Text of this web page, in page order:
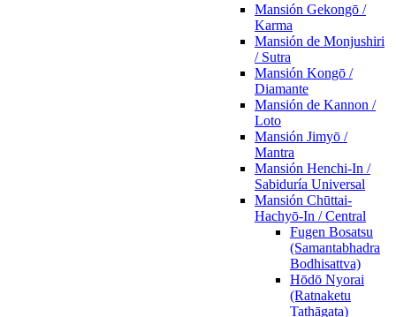
Mansión Gekongō /
Karma
Mansión de Monjushiri
/ Sutra
Mansión Kongō /
Diamante
Mansión de Kannon /
Loto
Mansión Jimyō /
Mantra
Mansión Henchi-In /
Sabiduría Universal
Mansión Chūttai-
Hachyō-In / Central
Fugen Bosatsu
(Samantabhadra
Bodhisattva)
Hōdō Nyorai
(Ratnaketu
Tathāgata)